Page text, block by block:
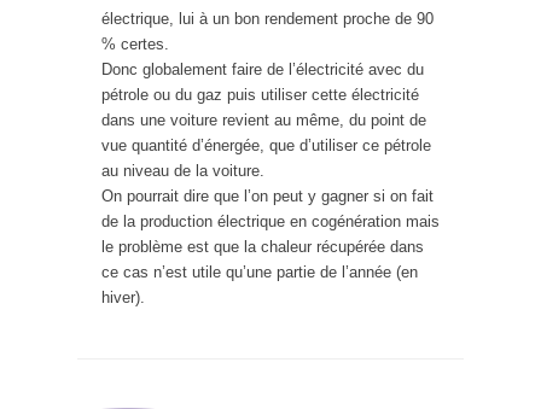
électrique, lui à un bon rendement proche de 90
% certes.
Donc globalement faire de l’électricité avec du
pétrole ou du gaz puis utiliser cette électricité
dans une voiture revient au même, du point de
vue quantité d’énergée, que d’utiliser ce pétrole
au niveau de la voiture.
On pourrait dire que l’on peut y gagner si on fait
de la production électrique en cogénération mais
le problème est que la chaleur récupérée dans
ce cas n’est utile qu’une partie de l’année (en
hiver).